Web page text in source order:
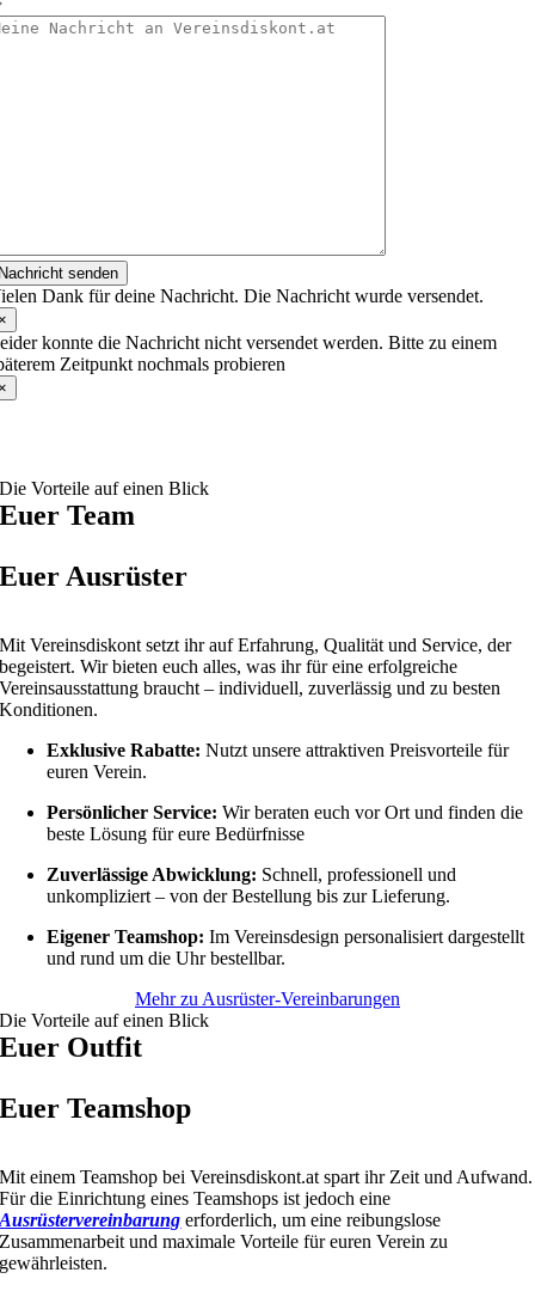
senden
Dank für deine Nachricht. Die Nachricht wurde versendet.
konnte die Nachricht nicht versendet werden. Bitte zu einem
Zeitpunkt nochmals probieren
Die Vorteile auf einen Blick
Euer Team
Euer Ausrüster
Mit Vereinsdiskont setzt ihr auf Erfahrung, Qualität und Service, der
begeistert. Wir bieten euch alles, was ihr für eine erfolgreiche
Vereinsausstattung braucht – individuell, zuverlässig und zu besten
Konditionen.
Exklusive Rabatte: Nutzt unsere attraktiven Preisvorteile für
euren Verein.
Persönlicher Service: Wir beraten euch vor Ort und finden die
beste Lösung für eure Bedürfnisse
Zuverlässige Abwicklung: Schnell, professionell und
unkompliziert – von der Bestellung bis zur Lieferung.
Eigener Teamshop: Im Vereinsdesign personalisiert dargestellt
und rund um die Uhr bestellbar.
Mehr zu Ausrüster-Vereinbarungen
Die Vorteile auf einen Blick
Euer Outfit
Euer Teamshop
Mit einem Teamshop bei Vereinsdiskont.at spart ihr Zeit und Aufwand.
Für die Einrichtung eines Teamshops ist jedoch eine
Ausrüstervereinbarung erforderlich, um eine reibungslose
Zusammenarbeit und maximale Vorteile für euren Verein zu
gewährleisten.